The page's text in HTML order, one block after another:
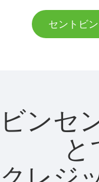
セントビ
ンセ
と